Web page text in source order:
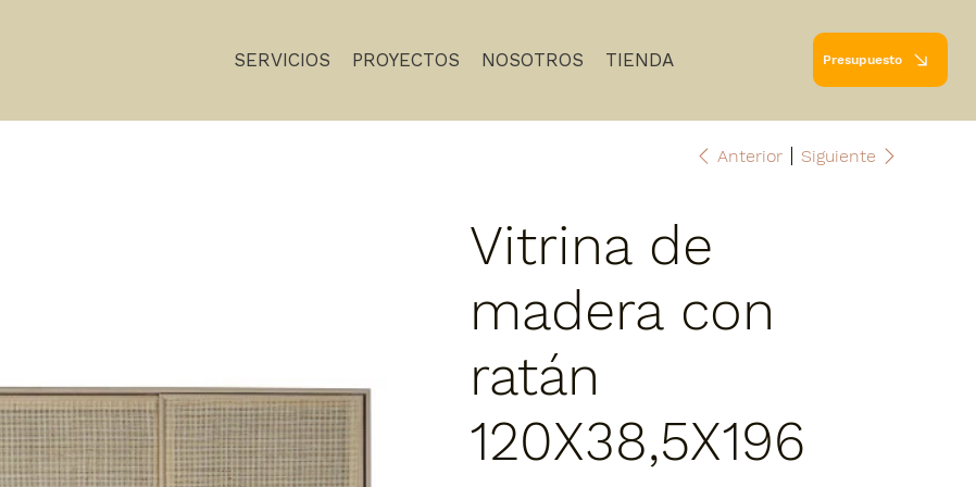
SERVICIOS PROYECTOS NOSOTROS TIENDA Presupuesto
Anterior Siguiente
Vitrina de
madera con
ratán
120X38,5X196